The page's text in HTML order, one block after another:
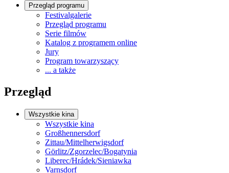
Przegląd programu
Festivalgalerie
Przegląd programu
Serie filmów
Katalog z programem online
Jury
Program towarzyszący
... a także
Przegląd
Wszystkie kina
Wszystkie kina
Großhennersdorf
Zittau/Mittelherwigsdorf
Görlitz/Zgorzelec/Bogatynia
Liberec/Hrádek/Sieniawka
Varnsdorf